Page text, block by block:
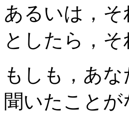
あるいは，
としたら，
もしも，あ
聞いたこと